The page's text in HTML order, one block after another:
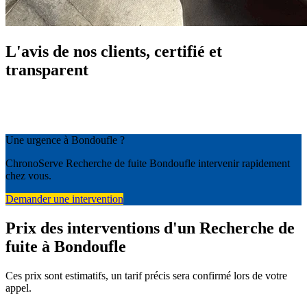
L'avis de nos clients, certifié et
transparent
Une urgence à Bondoufle ?
ChronoServe Recherche de fuite Bondoufle intervenir rapidement
chez vous.
Demander une intervention
Prix des interventions d'un Recherche de
fuite à Bondoufle
Ces prix sont estimatifs, un tarif précis sera confirmé lors de votre
appel.